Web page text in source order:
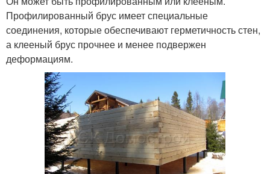
Профилированный брус имеет специальные
соединения, которые обеспечивают герметичность стен,
а клееный брус прочнее и менее подвержен
деформациям.